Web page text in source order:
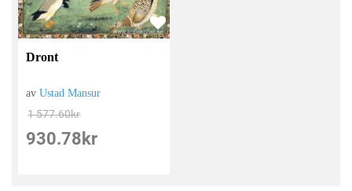
Dront
avUstad Mansur
1 577.60kr
930.78 kr